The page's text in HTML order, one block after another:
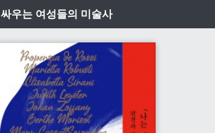
싸우는 여성들의 미술사